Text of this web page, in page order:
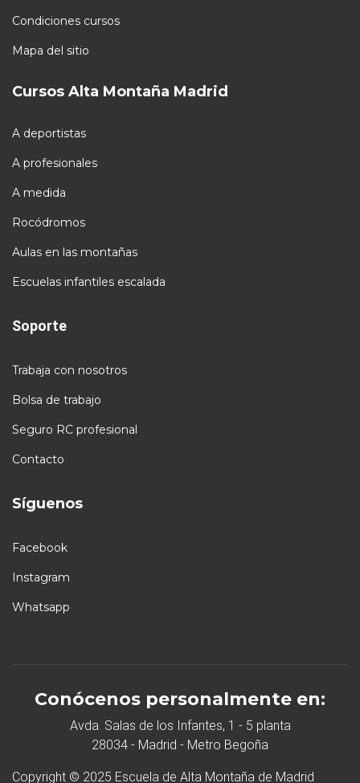
Condiciones cursos
Mapa del sitio
Cursos Alta Montaña Madrid
A deportistas
A profesionales
A medida
Rocódromos
Aulas en las montañas
Escuelas infantiles escalada
Soporte
Trabaja con nosotros
Bolsa de trabajo
Seguro RC profesional
Contacto
Síguenos
Facebook
Instagram
Whatsapp
Conócenos personalmente en:
Avda. Salas de los Infantes, 1 - 5 planta
28034 - Madrid - Metro Begoña
Copyright © 2025 Escuela de Alta Montaña de Madrid